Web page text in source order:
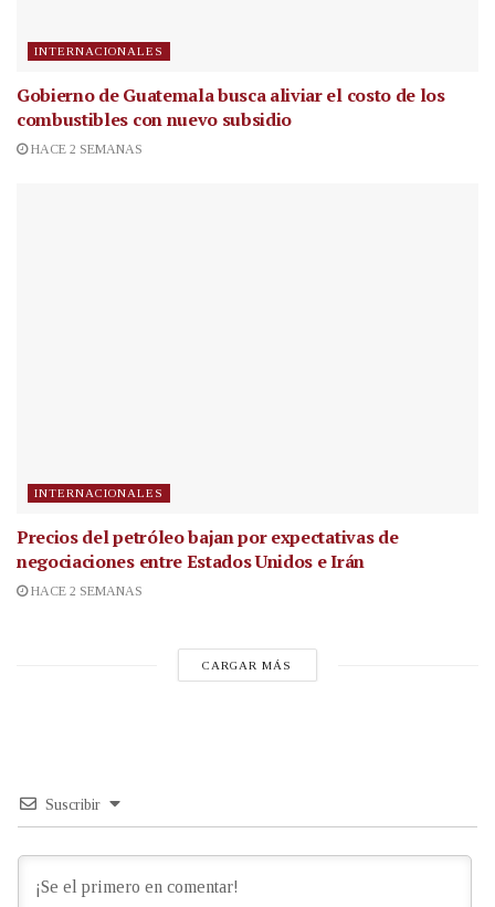
INTERNACIONALES
Gobierno de Guatemala busca aliviar el costo de los
combustibles con nuevo subsidio
HACE 2 SEMANAS
INTERNACIONALES
Precios del petróleo bajan por expectativas de
negociaciones entre Estados Unidos e Irán
HACE 2 SEMANAS
CARGAR MÁS
Suscribir